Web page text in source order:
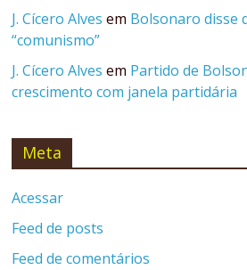
J. Cícero Alves em Bolsonaro disse
“comunismo”
J. Cícero Alves em Partido de
crescimento com janela partidária
Meta
Acessar
Feed de posts
Feed de comentários